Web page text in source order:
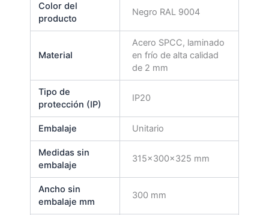
Color del
producto
Negro RAL 9004
Material
Acero SPCC, laminado
en frío de alta calidad
de 2 mm
Tipo de
protección (IP)
IP20
Embalaje Unitario
Medidas sin
embalaje
315x300x325 mm
Ancho sin
embalaje mm
300 mm